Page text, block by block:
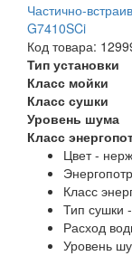
Частично-
G7410SCi
Код товара:
Тип установки
Класс мойки
Класс сушки
Уровень шума
Класс
Цвет -
Класс
Тип сушки
Расход
Уровень